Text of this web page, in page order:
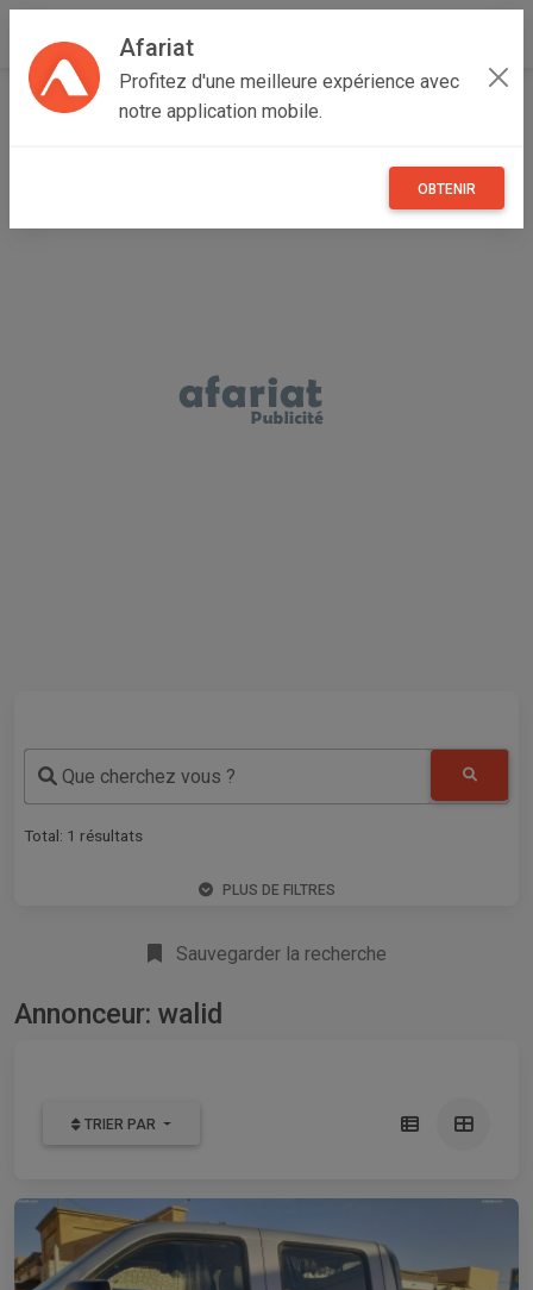
Afariat
Profitez d'une meilleure expérience avec
notre application mobile.
OBTENIR
Accueil Annonceur walid
Que cherchez vous ?
Total: 1 résultats
PLUS DE FILTRES
Sauvegarder la recherche
Annonceur: walid
TRIER PAR